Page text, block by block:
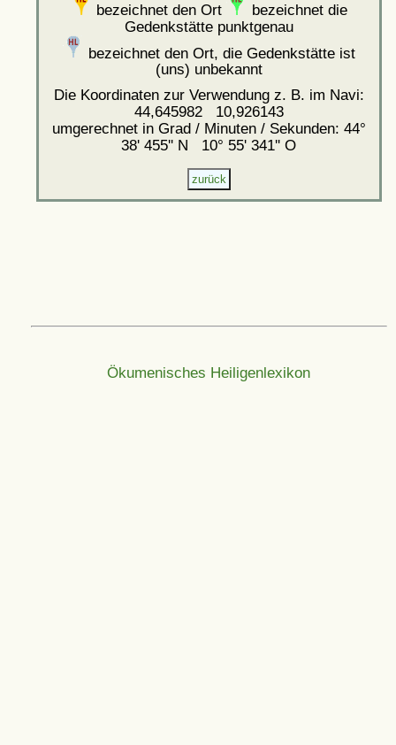
bezeichnet den Ort
bezeichnet die
Gedenkstätte punktgenau
bezeichnet den Ort, die Gedenkstätte ist
(uns) unbekannt
Die Koordinaten zur Verwendung z. B. im Navi:
44,645982 10,926143
umgerechnet in Grad / Minuten / Sekunden: 44°
38' 455'' N 10° 55' 341'' O
Ökumenisches Heiligenlexikon